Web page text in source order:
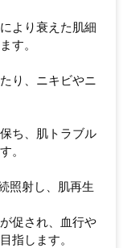
より衰えた肌細
す。
り、ニキビやニ
ち、肌トラブル
。
照射し、肌再生
促され、血行や
指します。